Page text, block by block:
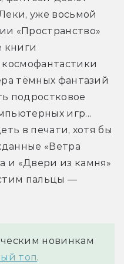
уже восьмой
«Пространство»
книги
космофантастики
тёмных фантазий
подростковое
игр...
в печати, хотя бы
«Ветра
«Двери из камня»
пальцы —
новинкам
топ.